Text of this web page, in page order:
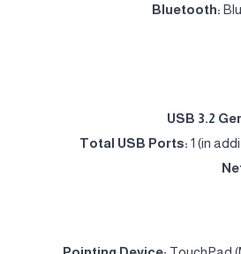
Bluetooth:
USB 3.2
Total USB Ports: 1 (in